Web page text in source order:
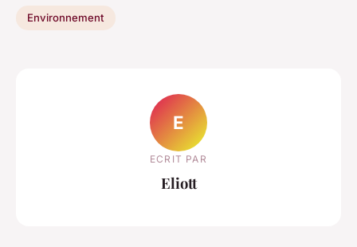
Environnement
E
ECRIT PAR
Eliott